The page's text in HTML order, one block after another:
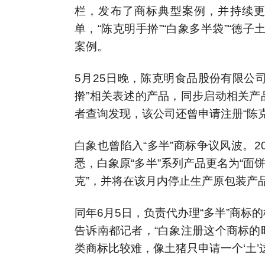
栏，发布了商标典型案例，并持续
单，“陈克明手擀”“白象多半袋”“德
案例。
5月25日晚，陈克明食品股份有限公
擀”相关表述的产品，同步启动相关
者查询发现，该公司还曾申请注册“陈
白象也曾陷入“多半”商标争议风波。
悉，白象原“多半”系列产品更名为“面
克”，并将在该月内停止生产原包装产
同年6月5日，负责代办理“多半”商标
告诉南都记者，“白象注册这个商标
类商标比较难，像土猪只申请一个‘土’